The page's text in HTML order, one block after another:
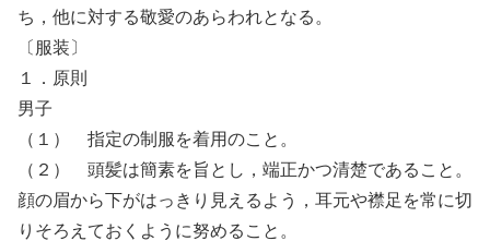
ち，他に対する敬愛のあらわれとなる。
〔服装〕
１．原則
男子
（１） 指定の制服を着用のこと。
（２） 頭髪は簡素を旨とし，端正かつ清楚であること。
顔の眉から下がはっきり見えるよう，耳元や襟足を常に切
りそろえておくように努めること。